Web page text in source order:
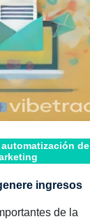
de
ingresos
de la